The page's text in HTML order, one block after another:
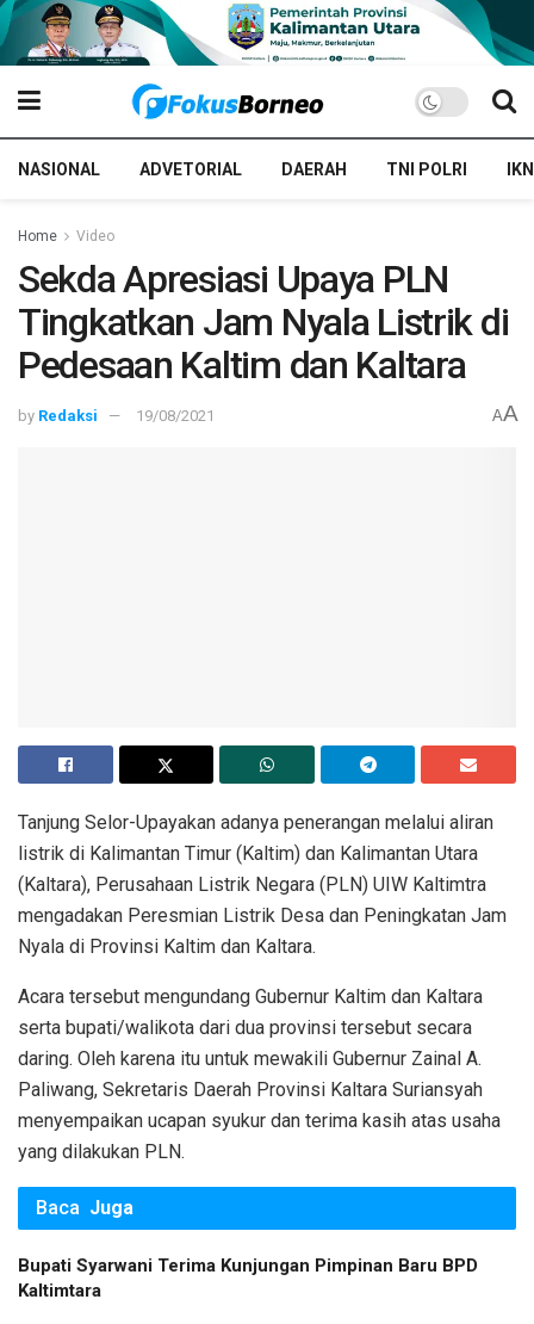
NASIONAL ADVETORIAL DAERAH TNI POLRI IKN
Home Video
Sekda Apresiasi Upaya PLN
Tingkatkan Jam Nyala Listrik di
Pedesaan Kaltim dan Kaltara
by Redaksi 19/08/2021 AA
Tanjung Selor-Upayakan adanya penerangan melalui aliran
listrik di Kalimantan Timur (Kaltim) dan Kalimantan Utara
(Kaltara), Perusahaan Listrik Negara (PLN) UIW Kaltimtra
mengadakan Peresmian Listrik Desa dan Peningkatan Jam
Nyala di Provinsi Kaltim dan Kaltara.
Acara tersebut mengundang Gubernur Kaltim dan Kaltara
serta bupati/walikota dari dua provinsi tersebut secara
daring. Oleh karena itu untuk mewakili Gubernur Zainal A.
Paliwang, Sekretaris Daerah Provinsi Kaltara Suriansyah
menyempaikan ucapan syukur dan terima kasih atas usaha
yang dilakukan PLN.
Baca Juga
Bupati Syarwani Terima Kunjungan Pimpinan Baru BPD
Kaltimtara